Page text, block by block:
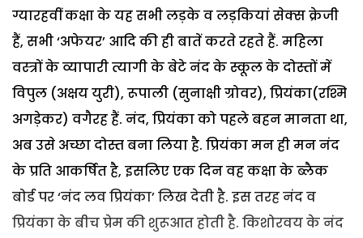
ग्यारहवीं कक्षा के यह सभी लड़के व लड़कियां सेक्स क्रेजी
हैं, सभी ‘अफेयर’ आदि की ही बातें करते रहते हैं. महिला
वस्त्रों के व्यापारी त्यागी के बेटे नंद के स्कूल के दोस्तों में
विपुल (अक्षय युरी), रूपाली (सुनाक्षी ग्रोवर), प्रियंका(रश्मि
अगड़ेकर) वगैरह हैं. नंद, प्रियंका को पहले बहन मानता था,
अब उसे अच्छा दोस्त बना लिया है. प्रियंका मन ही मन नंद
के प्रति आकर्षित है, इसलिए एक दिन वह कक्षा के ब्लैक
बोर्ड पर ‘नंद लव प्रियंका’ लिख देती है. इस तरह नंद व
प्रियंका के बीच प्रेम की शुरूआत होती है. किशोरवय के नंद